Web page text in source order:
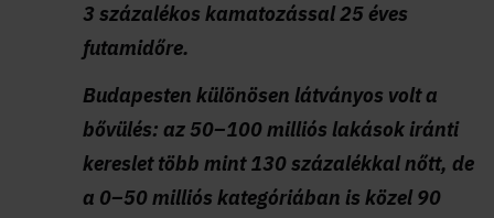
3 százalékos kamatozással 25 éves
futamidőre.
Budapesten különösen látványos volt a
bővülés: az 50–100 milliós lakások iránti
kereslet több mint 130 százalékkal nőtt, de
a 0–50 milliós kategóriában is közel 90